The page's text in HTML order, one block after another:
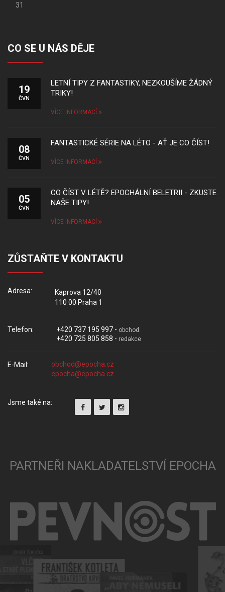
31
CO SE U NÁS DĚJE
19
ČVN
LETNÍ TIPY Z FANTASTIKY, NEZKOUŠÍME ŽÁDNÝ
TRIKY!
VÍCE INFORMACÍ
08
ČVN
FANTASTICKÉ SÉRIE NA LÉTO - AŤ JE CO ČÍST!
VÍCE INFORMACÍ
05
ČVN
CO ČÍST V LÉTĚ? EPOCHÁLNÍ BELETRII - ZKUSTE
NAŠE TIPY!
VÍCE INFORMACÍ
ZŮSTAŇTE V KONTAKTU
Adresa:
Kaprova 12/40
110 00 Praha 1
Telefon: +420 737 195 997 - obchod
+420 725 805 858 - redakce
E-Mail:
Jsme také na:
PARTNEŘI NAKLADATELSTVÍ EPOCHA